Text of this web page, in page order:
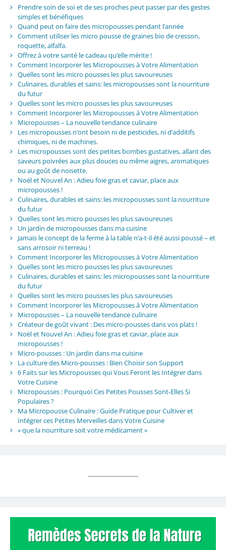
Prendre soin de soi et de ses proches peut passer par des gestes
simples et bénéfiques
Quand peut on faire des micropousses pendant l’année
Comment utiliser les micro pousse de graines bio de cresson,
roquette, alfalfa.
Offrez à votre santé le cadeau qu’elle mérite !
Comment Incorporer les Micropousses à Votre Alimentation
Quelles sont les micro pousses les plus savoureuses
Culinaires, durables et sains: les micropousses sont la nourriture
du futur
Quelles sont les micro pousses les plus savoureuses
Comment Incorporer les Micropousses à Votre Alimentation
Micropousses – La nouvelle tendance culinaire
Les micropousses n’ont besoin ni de pesticides, ni d’additifs
chimiques, ni de machines.
Les micropousses sont des petites bombes gustatives, allant des
saveurs poivrées aux plus douces ou même aigres, aromatiques
ou au goût de noisette.
Noël et Nouvel An : Adieu foie gras et caviar, place aux
micropousses !
Culinaires, durables et sains: les micropousses sont la nourriture
du futur
Quelles sont les micro pousses les plus savoureuses
Un jardin de micropousses dans ma cuisine
Jamais le concept de la ferme à la table n’a-t-il été aussi poussé – et
sans arrosoir ni terreau !
Comment Incorporer les Micropousses à Votre Alimentation
Quelles sont les micro pousses les plus savoureuses
Culinaires, durables et sains: les micropousses sont la nourriture
du futur
Quelles sont les micro pousses les plus savoureuses
Comment Incorporer les Micropousses à Votre Alimentation
Micropousses – La nouvelle tendance culinaire
Créateur de goût vivant : Des micro-pousses dans vos plats !
Noël et Nouvel An : Adieu foie gras et caviar, place aux
micropousses !
Micro-pousses : Un jardin dans ma cuisine
La culture des Micro-pousses : Bien Choisir son Support
6 Faits sur les Micropousses qui Vous Feront les Intégrer dans
Votre Cuisine
Micropousses : Pourquoi Ces Petites Pousses Sont-Elles Si
Populaires ?
Ma Micropousse Culinaire : Guide Pratique pour Cultiver et
Intégrer ces Petites Merveilles dans Votre Cuisine
« que la nourriture soit votre médicament »